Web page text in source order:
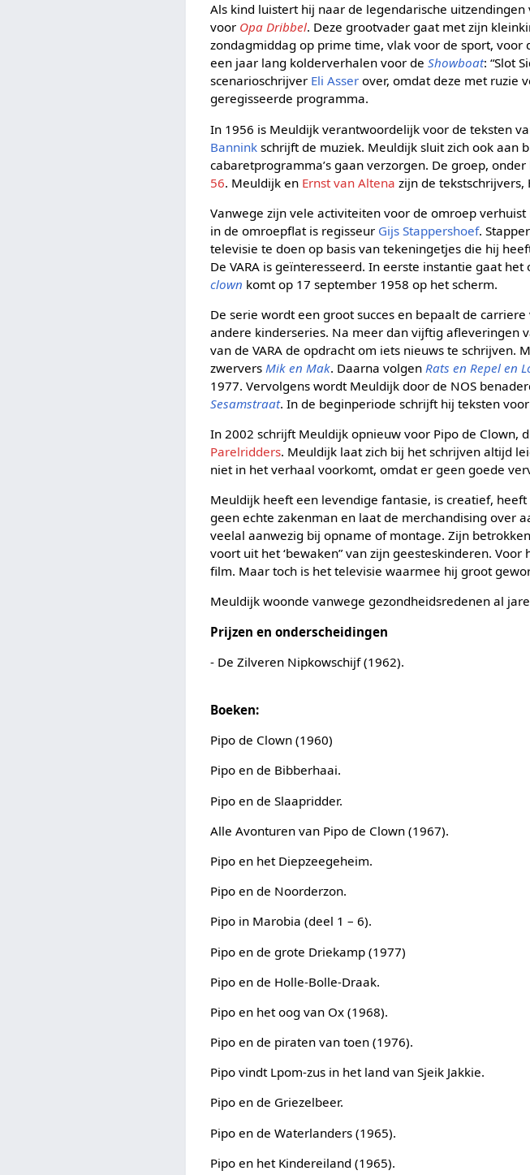
Als kind luistert hij naar de legendarische uitzendingen
voor Opa Dribbel. Deze grootvader gaat met zijn
zondagmiddag op prime time, vlak voor de sport,
een jaar lang kolderverhalen voor deShowboat: “Slot
scenarioschrijver Eli Asser over, omdat deze met ruzie
geregisseerde programma.
In 1956 is Meuldijk verantwoordelijk voor de teksten
Bannink schrijft de muziek. Meuldijk sluit zich ook aan
cabaretprogramma’s gaan verzorgen. De groep,
56. Meuldijk en Ernst van Altena zijn de
Vanwege zijn vele activiteiten voor de omroep
in de omroepflat is regisseur Gijs Stappershoef.
televisie te doen op basis van tekeningetjes die hij
De VARA is geïnteresseerd. In eerste instantie gaat
clown komt op 17 september 1958 op het scherm.
De serie wordt een groot succes en bepaalt de
andere kinderseries. Na meer dan vijftig afleveringen
van de VARA de opdracht om iets nieuws te
zwervers Mik en Mak. Daarna volgen Rats en Repel en
1977. Vervolgens wordt Meuldijk door de NOS
Sesamstraat. In de beginperiode schrijft hij teksten
In 2002 schrijft Meuldijk opnieuw voor Pipo de Clown,
Parelridders. Meuldijk laat zich bij het schrijven altijd
niet in het verhaal voorkomt, omdat er geen goede
Meuldijk heeft een levendige fantasie, is creatief,
geen echte zakenman en laat de merchandising over
veelal aanwezig bij opname of montage. Zijn
voort uit het ‘bewaken” van zijn geesteskinderen.
film. Maar toch is het televisie waarmee hij groot
Meuldijk woonde vanwege gezondheidsredenen al
Prijzen en onderscheidingen
- De Zilveren Nipkowschijf (1962).
Boeken:
Pipo de Clown (1960)
Pipo en de Bibberhaai.
Pipo en de Slaapridder.
Alle Avonturen van Pipo de Clown (1967).
Pipo en het Diepzeegeheim.
Pipo en de Noorderzon.
Pipo in Marobia (deel 1 – 6).
Pipo en de grote Driekamp (1977)
Pipo en de Holle-Bolle-Draak.
Pipo en het oog van Ox (1968).
Pipo en de piraten van toen (1976).
Pipo vindt Lpom-zus in het land van Sjeik Jakkie.
Pipo en de Griezelbeer.
Pipo en de Waterlanders (1965).
Pipo en het Kindereiland (1965).